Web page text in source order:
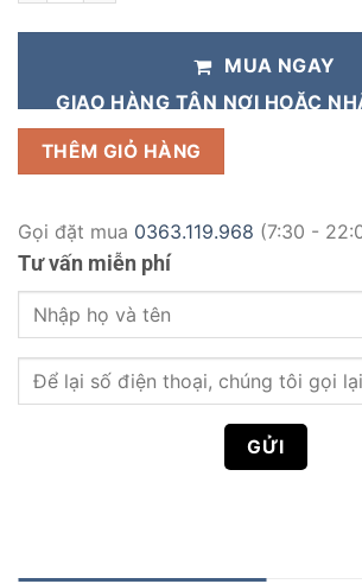
MUA NGAY
GIAO HÀNG TẬN NƠI HOẶC
THÊM GIỎ HÀNG
Gọi đặt mua 0363.119.968 (7:30 -
Tư vấn miễn phí